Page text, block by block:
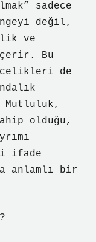
sadece
değil,
ve
Bu
de
olduğu,
ifade
anlamlı bir